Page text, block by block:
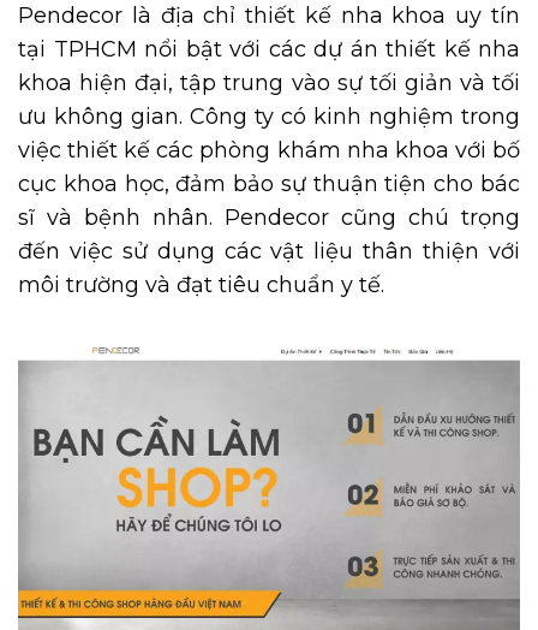
Pendecor là địa chỉ thiết kế nha khoa uy tín
tại TPHCM nổi bật với các dự án thiết kế nha
khoa hiện đại, tập trung vào sự tối giản và tối
ưu không gian. Công ty có kinh nghiệm trong
việc thiết kế các phòng khám nha khoa với bố
cục khoa học, đảm bảo sự thuận tiện cho bác
sĩ và bệnh nhân. Pendecor cũng chú trọng
đến việc sử dụng các vật liệu thân thiện với
môi trường và đạt tiêu chuẩn y tế.